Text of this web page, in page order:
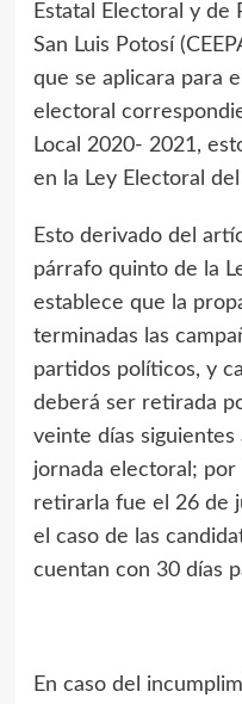
Estatal Electoral y de
San Luis Potosí
que se aplicara para
electoral
Local 2020- 2021,
en la Ley Electoral
Esto derivado del
párrafo quinto de la
establece que la
terminadas las
partidos políticos, y
deberá ser retirada
veinte días siguientes
jornada electoral;
retirarla fue el 26 de
el caso de las
cuentan con 30 días
En caso del